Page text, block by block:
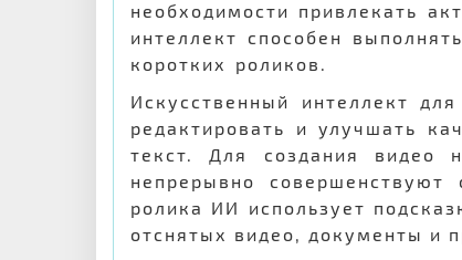
необходимости привлекать
интеллект способен
коротких роликов.
Искусственный интеллект
редактировать и улучшать
текст. Для создания видео
непрерывно
ролика ИИ использует
отснятых видео, документы и